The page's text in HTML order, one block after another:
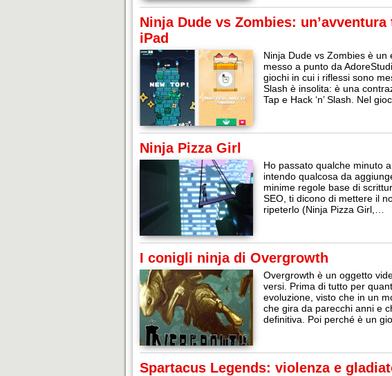
Ninja Dude vs Zombies: un’avventura
iPad
Ninja Dude vs Zombies è
messo a punto da
giochi in cui i riflessi sono
Slash è insolita: è una
Tap e Hack ‘n’ Slash. Nel
Ninja Pizza Girl
Ho passato qualche minuto
intendo qualcosa da
minime regole base di
SEO, ti dicono di mettere il
ripeterlo (Ninja Pizza Girl,…
I conigli ninja di Overgrowth
Overgrowth è un oggetto
versi. Prima di tutto per
evoluzione, visto che in un
che gira da parecchi anni e
definitiva. Poi perché è un
Spartacus Legends: violenza e